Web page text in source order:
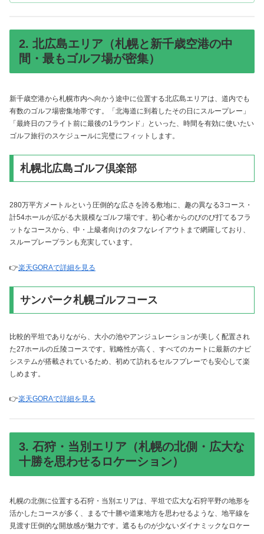
2. 北広島エリア（札幌と新千歳空港の中
間・最もゴルフ場が密集）
新千歳空港から札幌市内へ向かう途中に位置する北広島エリアは、道内でも
有数のゴルフ場密集地帯です。「北海道に到着したその日にスループレー」
「最終日のフライト前に最後の1ラウンド」といった、時間を有効に使いたい
ゴルフ旅行のスケジュールに完璧にフィットします。
札幌北広島ゴルフ倶楽部
280万平方メートルという圧倒的な広さを誇る敷地に、趣の異なる3コース・
計54ホールが広がる大規模なゴルフ場です。初心者からのびのび打てるフラ
ットなコースから、中・上級者向けのタフなレイアウトまで網羅しており、
スループレープランも充実しています。
👉楽天GORAで詳細を見る
サンパーク札幌ゴルフコース
比較的平坦でありながら、大小の池やアンジュレーションが美しく配置され
た27ホールの丘陵コースです。戦略性が高く、すべてのカートに最新のナビ
システムが搭載されているため、初めて訪れるセルフプレーでも安心して楽
しめます。
👉楽天GORAで詳細を見る
3. 石狩・当別エリア（札幌の北側・広大な
十勝を思わせるロケーション）
札幌の北側に位置する石狩・当別エリアは、平坦で広大な石狩平野の地形を
活かしたコースが多く、まるで十勝や道東地方を思わせるような、地平線を
見渡す圧倒的な開放感が魅力です。遮るものが少ないダイナミックなロケー